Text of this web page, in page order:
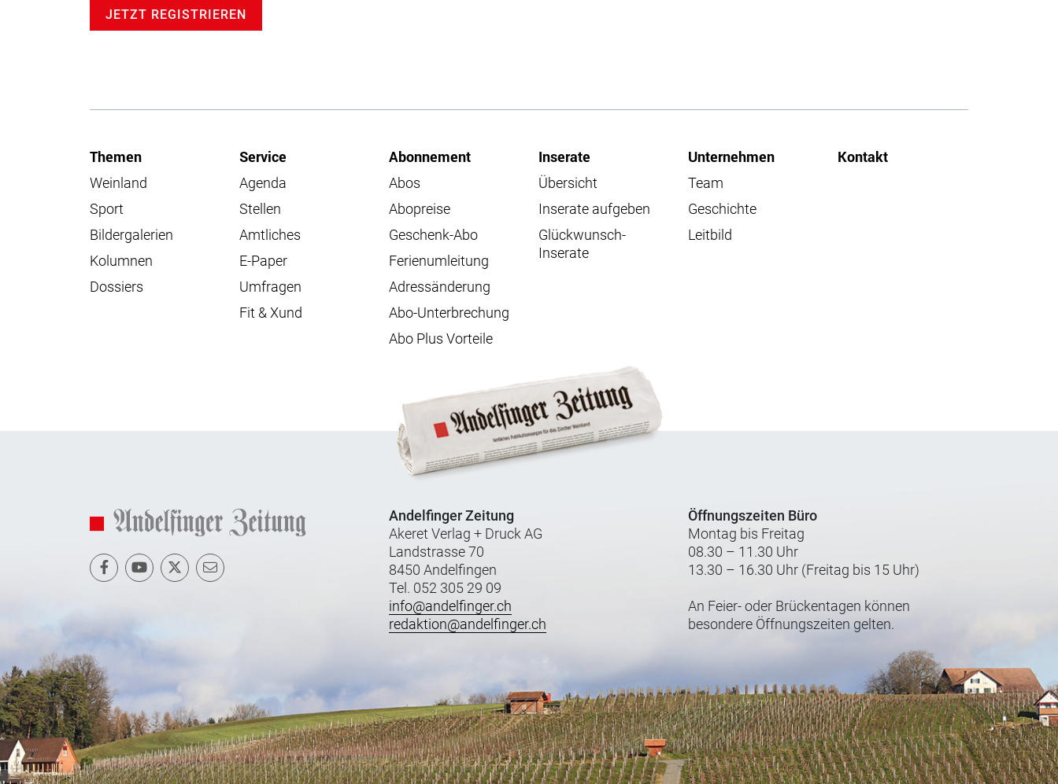
JETZT REGISTRIEREN
Themen
Weinland
Sport
Bildergalerien
Kolumnen
Dossiers
Service
Agenda
Stellen
Amtliches
E-Paper
Umfragen
Fit & Xund
Abonnement
Abos
Abopreise
Geschenk-Abo
Ferienumleitung
Adressänderung
Abo-Unterbrechung
Abo Plus Vorteile
Inserate
Übersicht
Inserate aufgeben
Glückwunsch-
Inserate
Unternehmen
Team
Geschichte
Leitbild
Kontakt
Andelfinger Zeitung
Akeret Verlag + Druck AG
Landstrasse 70
8450 Andelfingen
Tel. 052 305 29 09
info@andelfinger.ch
redaktion@andelfinger.ch
Öffnungszeiten Büro
Montag bis Freitag
08.30 – 11.30 Uhr
13.30 – 16.30 Uhr (Freitag bis 15 Uhr)
An Feier- oder Brückentagen können
besondere Öffnungszeiten gelten.